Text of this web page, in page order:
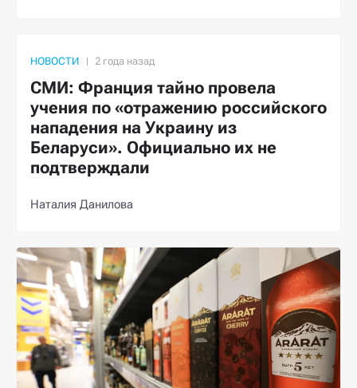
НОВОСТИ
СМИ: Франция тайно провела
учения по «отражению российского
нападения на Украину из
Беларуси». Официально их не
подтверждали
Наталия Данилова